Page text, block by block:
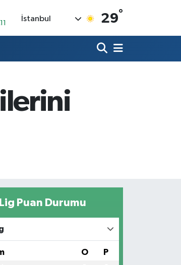
İstanbul 29°
Puan Durumu
O P